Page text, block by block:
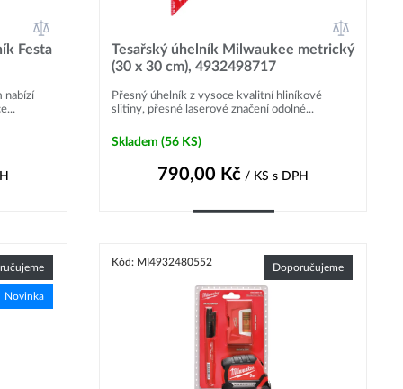
Festa
nabízí
Tesařský úhelník Milwaukee metrický
(30 x 30 cm), 4932498717
Přesný úhelník z vysoce kvalitní hliníkové
slitiny, přesné laserové značení odolné...
Skladem (56 KS)
790,00 Kč / KS s DPH
Novinka
Kód: MI4932480552 Doporučujeme